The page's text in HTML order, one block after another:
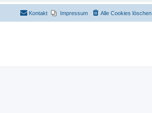
Alle Cookies löschen
Impressum
Kontakt